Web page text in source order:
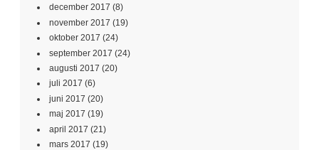
december 2017 (8)
november 2017 (19)
oktober 2017 (24)
september 2017 (24)
augusti 2017 (20)
juli 2017 (6)
juni 2017 (20)
maj 2017 (19)
april 2017 (21)
mars 2017 (19)